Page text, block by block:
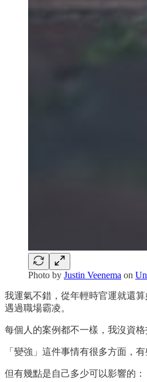
Photo by Justin Veenema on
我運氣不錯，從年輕時官運就還
遇過職場霸凌。
每個人的案例都不一樣，我沒資
「變強」這件事情有很多方面，
但有幾點是自己多少可以影響的：